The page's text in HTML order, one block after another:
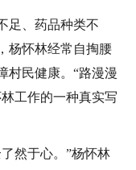
、药品种类不
杨怀林经常自掏腰
村民健康。“路漫漫
工作的一种真实写
然于心。”杨怀林